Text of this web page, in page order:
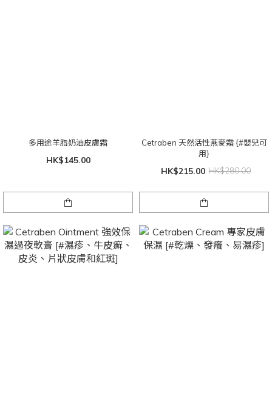
多用途羊脂奶油皮膚霜
HK$145.00
Cetraben 天然活性燕麥霜 {#嬰兒可
用}
HK$215.00 HK$280.00